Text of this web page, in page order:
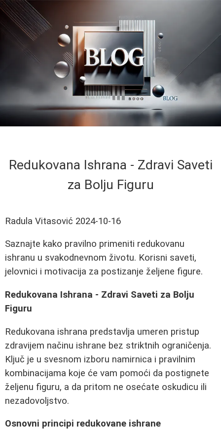
Redukovana Ishrana - Zdravi Saveti
za Bolju Figuru
Radula Vitasović 2024-10-16
Saznajte kako pravilno primeniti redukovanu
ishranu u svakodnevnom životu. Korisni saveti,
jelovnici i motivacija za postizanje željene figure.
Redukovana Ishrana - Zdravi Saveti za Bolju
Figuru
Redukovana ishrana predstavlja umeren pristup
zdravijem načinu ishrane bez striktnih ograničenja.
Ključ je u svesnom izboru namirnica i pravilnim
kombinacijama koje će vam pomoći da postignete
željenu figuru, a da pritom ne osećate oskudicu ili
nezadovoljstvo.
Osnovni principi redukovane ishrane